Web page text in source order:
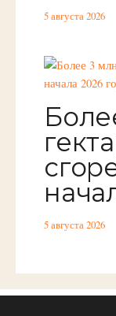
5 августа 2026
5 августа 2026